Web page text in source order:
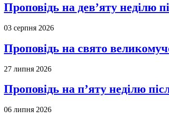
Проповідь на дев’яту неділю
03 серпня 2026
Проповідь на свято
27 липня 2026
Проповідь на п’яту неділю
06 липня 2026